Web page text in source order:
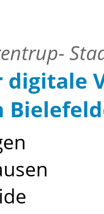
digitale